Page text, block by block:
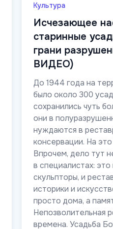
Культура
Исчезающее
старинные
грани
ВИДЕО)
До 1944 года на
было около 300
сохранились чуть
они в
нуждаются в
консервации. На
Впрочем, дело тут
в специалистах:
скульпторы, и
историки и
просто дома, а
Непозволительная
времена. Усадьба